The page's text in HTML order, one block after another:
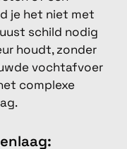
je het niet met
schild nodig
houdt, zonder
vochtafvoer
complexe